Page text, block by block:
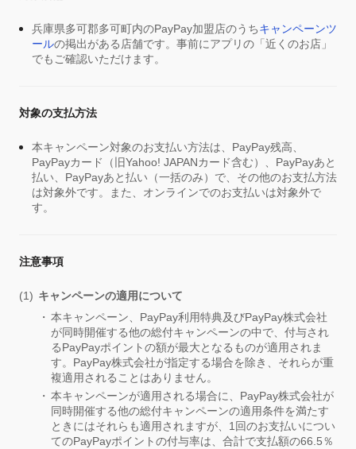
兵庫県多可郡多可町内のPayPay加盟店のうちキャンペーンツ
ールの掲出がある店舗です。事前にアプリの「近くのお店」
でもご確認いただけます。
対象の支払方法
本キャンペーン対象のお支払い方法は、PayPay残高、
PayPayカード（旧Yahoo! JAPANカード含む）、PayPayあと
払い、PayPayあと払い（一括のみ）で、その他のお支払方法
は対象外です。また、オンラインでのお支払いは対象外で
す。
注意事項
キャンペーンの適用について
本キャンペーン、PayPay利用特典及びPayPay株式会社
が同時開催する他の総付キャンペーンの中で、付与され
るPayPayポイントの額が最大となるものが適用されま
す。PayPay株式会社が指定する場合を除き、それらが重
複適用されることはありません。
本キャンペーンが適用される場合に、PayPay株式会社が
同時開催する他の総付キャンペーンの適用条件を満たす
ときにはそれらも適用されますが、1回のお支払いについ
てのPayPayポイントの付与率は、合計で支払額の66.5％